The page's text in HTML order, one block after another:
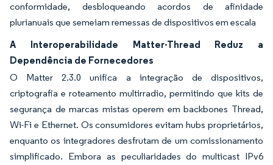
conformidade, desbloqueando acordos de afinidade
plurianuais que semeiam remessas de dispositivos em escala
A Interoperabilidade Matter-Thread Reduz a
Dependência de Fornecedores
O Matter 2.3.0 unifica a integração de dispositivos,
criptografia e roteamento multirradio, permitindo que kits de
segurança de marcas mistas operem em backbones Thread,
Wi-Fi e Ethernet. Os consumidores evitam hubs proprietários,
enquanto os integradores desfrutam de um comissionamento
simplificado. Embora as peculiaridades do multicast IPv6